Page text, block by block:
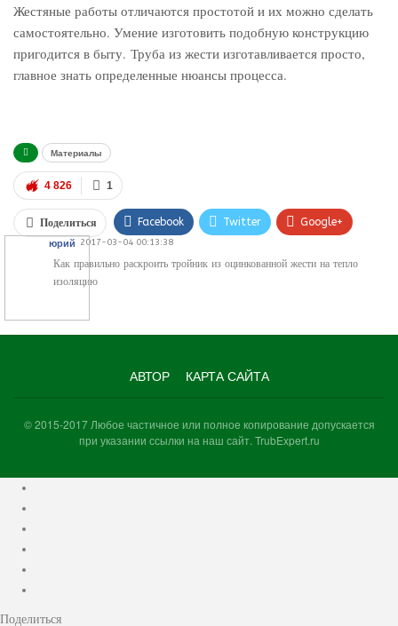
Жестяные работы отличаются простотой и их можно сделать
самостоятельно. Умение изготовить подобную конструкцию
пригодится в быту. Труба из жести изготавливается просто,
главное знать определенные нюансы процесса.
Материалы
1
4 826
Поделиться Facebook Twitter Google+
юрий 2017-03-04 00:13:38
Как правильно раскроить тройник из оцинкованной жести на тепло
изоляцию
АВТОР КАРТА САЙТА
© 2015-2017 Любое частичное или полное копирование допускается
при указании ссылки на наш сайт. TrubExpert.ru
Поделиться